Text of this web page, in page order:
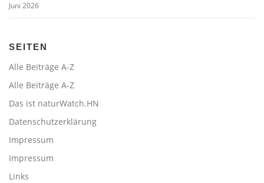
Juni 2026
SEITEN
Alle Beiträge A-Z
Alle Beiträge A-Z
Das ist naturWatch.HN
Datenschutzerklärung
Impressum
Impressum
Links